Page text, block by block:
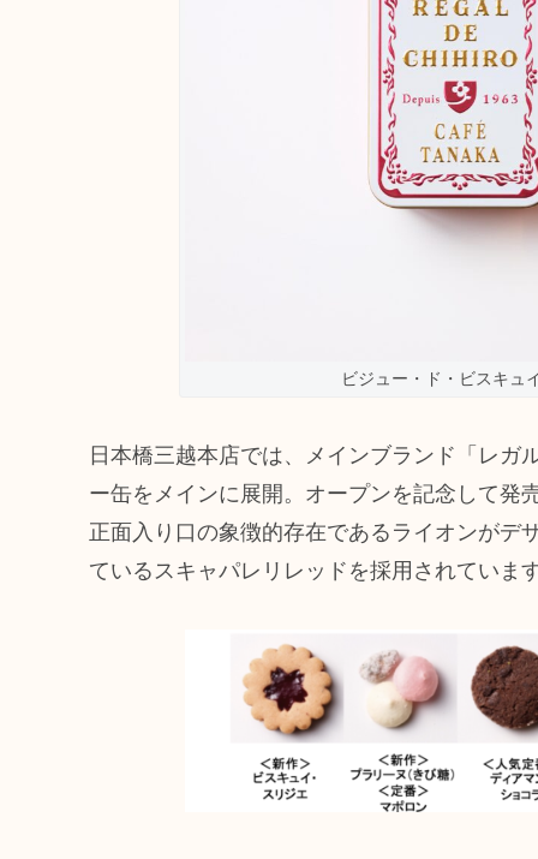
ビジュー・ド・ビスキ
日本橋三越本店では、メインブランド「レガ
ー缶をメインに展開。オープンを記念して発
正面入り口の象徴的存在であるライオンがデ
ているスキャパレリレッドを採用されていま